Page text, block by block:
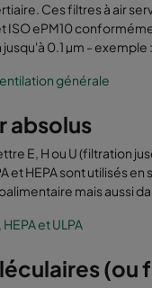
Ces filtres à air
ISO ePM10
0.1 µm -
générale
absolus
E, H ou U (filtration
et HEPA sont utilisés
mais aussi
et ULPA
(ou